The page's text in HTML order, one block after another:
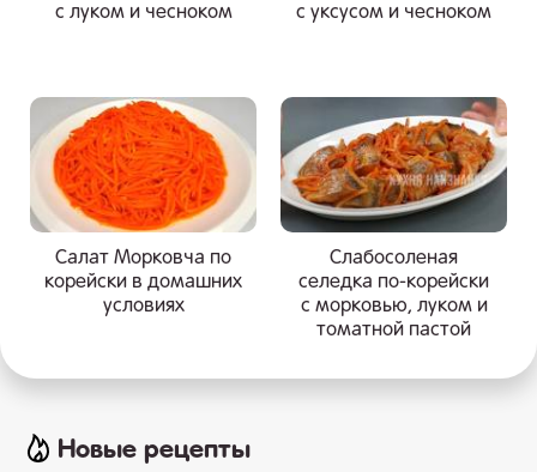
с луком и чесноком
с уксусом и чесноком
Салат Морковча по
корейски в домашних
условиях
Слабосоленая
селедка по-корейски
с морковью, луком и
томатной пастой
Новые рецепты